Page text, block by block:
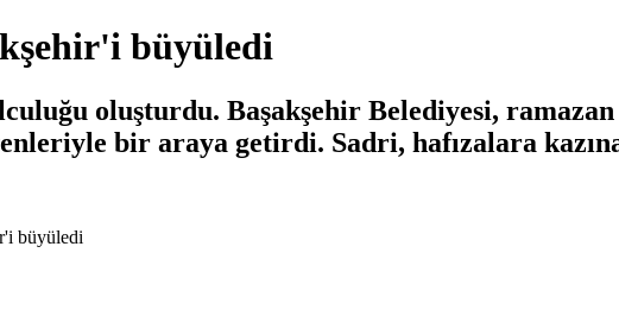
büyüledi
oluşturdu. Başakşehir Belediyesi,
bir araya getirdi. Sadri, hafızalara
büyüledi